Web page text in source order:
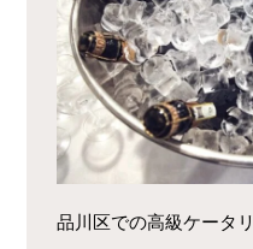
品川区での高級ケータ